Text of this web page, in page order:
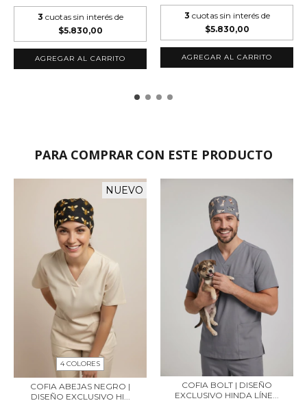
3 cuotas sin interés de
$5.830,00
AGREGAR AL CARRITO
3 cuotas sin interés de
$5.830,00
AGREGAR AL CARRITO
PARA COMPRAR CON ESTE PRODUCTO
NUEVO
4 COLORES
COFIA ABEJAS NEGRO |
DISEÑO EXCLUSIVO HI...
COFIA BOLT | DISEÑO
EXCLUSIVO HINDA LÍNE...